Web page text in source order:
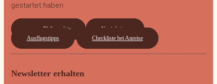
gestartet haben.
unsere Philosophie
Neuigkeiten
Ausflugstipps
Checkliste bei Anreise
Newsletter erhalten